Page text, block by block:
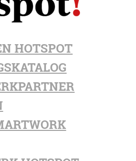
HOTSPOT